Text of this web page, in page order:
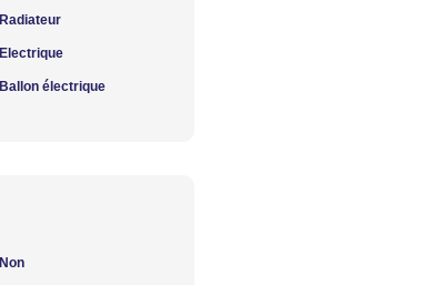
Radiateur
Electrique
Ballon électrique
Non